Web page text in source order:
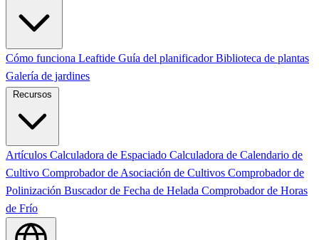
Cómo funciona Leaftide Guía del planificadorBiblioteca de plantas
Galería de jardines
Recursos
Artículos Calculadora de Espaciado Calculadora de Calendario de
Cultivo Comprobador de Asociación de Cultivos Comprobador de
Polinización Buscador de Fecha de Helada Comprobador de Horas
de Frío